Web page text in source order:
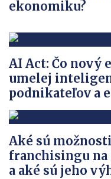
ekonomiku?
AI Act: Čo nový
umelej
podnikateľov a
Aké sú
franchisingu na
a aké sú jeho